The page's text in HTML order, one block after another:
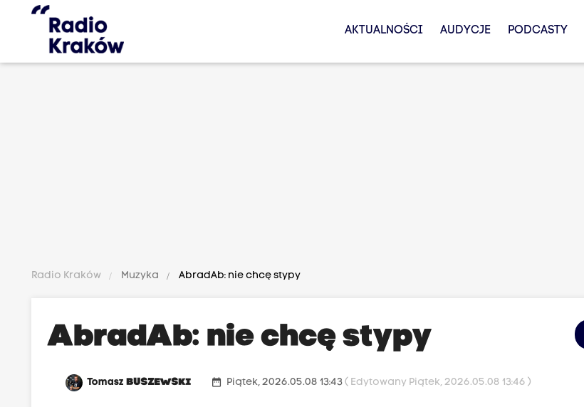
AKTUALNOŚCI AUDYCJE PODCASTY
Radio Kraków Muzyka AbradAb: nie chcę stypy
AbradAb: nie chcę stypy
TomaszBUSZEWSKI date_range Piątek, 2026.05.08 13:43( Edytowany Piątek, 2026.05.08 13:46 )